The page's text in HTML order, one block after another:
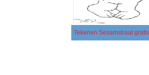
Tekenen Sesamstraat gratis